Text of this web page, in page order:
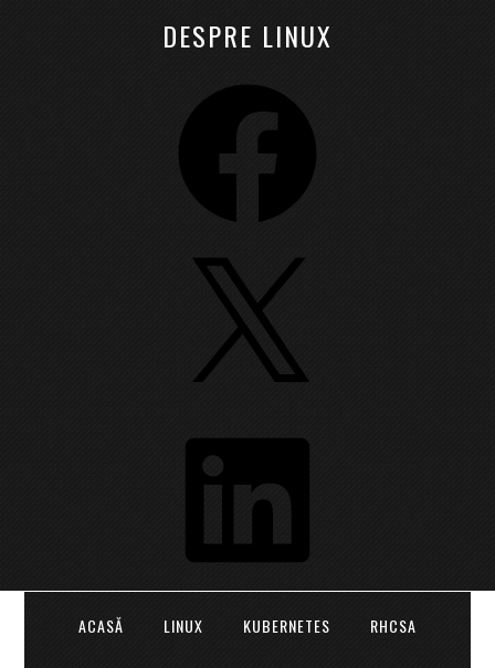
DESPRE LINUX
ACASĂ LINUX KUBERNETES RHCSA